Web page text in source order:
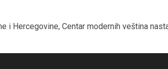
i Hercegovine, Centar modernih veština